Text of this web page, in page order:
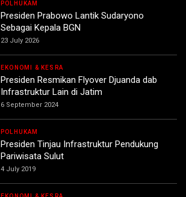
POLHUKAM
Presiden Prabowo Lantik Sudaryono
Sebagai Kepala BGN
23 July 2026
EKONOMI & KESRA
Presiden Resmikan Flyover Djuanda dab
Infrastruktur Lain di Jatim
6 September 2024
POLHUKAM
Presiden Tinjau Infrastruktur Pendukung
Pariwisata Sulut
4 July 2019